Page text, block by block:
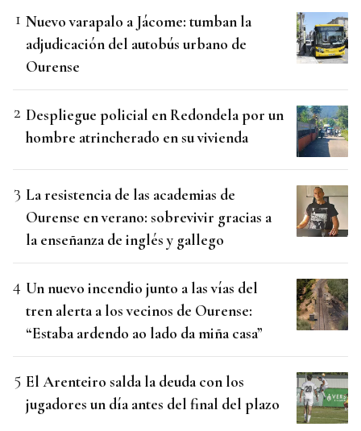
Nuevo varapalo a Jácome: tumban la
adjudicación del autobús urbano de
Ourense
Despliegue policial en Redondela por un
hombre atrincherado en su vivienda
La resistencia de las academias de
Ourense en verano: sobrevivir gracias a
la enseñanza de inglés y gallego
Un nuevo incendio junto a las vías del
tren alerta a los vecinos de Ourense:
“Estaba ardendo ao lado da miña casa”
El Arenteiro salda la deuda con los
jugadores un día antes del final del plazo